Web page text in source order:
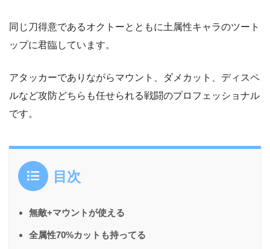
同じ刀得意であるオクトーとともに土属性キャラのツート
ップに君臨しています。
アタッカーでありながらマウント、ダメカット、ディスペ
ルなど攻防どちらも任せられる戦闘のプロフェッショナル
です。
目次
無敵+マウントが使える
全属性70%カットも持ってる